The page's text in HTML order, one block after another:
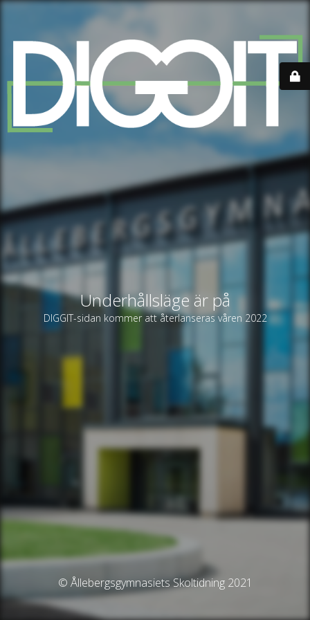
Underhållsläge är på
DIGGIT-sidan kommer att återlanseras våren 2022
© Ållebergsgymnasiets Skoltidning 2021